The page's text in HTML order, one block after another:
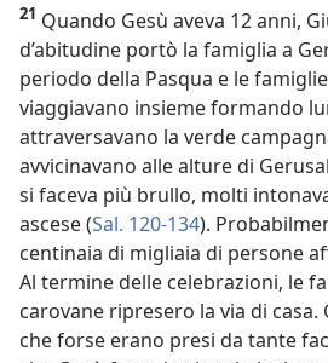
21 Quando Gesù aveva 12 anni,
d’abitudine portò la famiglia a
periodo della Pasqua e le
viaggiavano insieme formando
attraversavano la verde
avvicinavano alle alture di
si faceva più brullo, molti
ascese (Sal. 120-134).
centinaia di migliaia di persone
Al termine delle celebrazioni, le
carovane ripresero la via di casa.
che forse erano presi da tante